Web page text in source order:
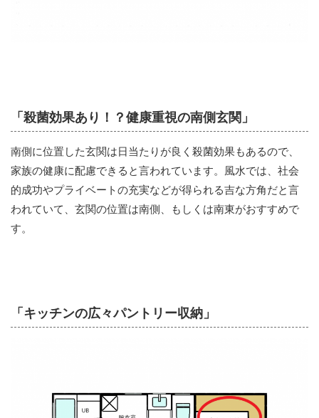
「殺菌効果あり！？健康重視の南側玄関」
南側に位置した玄関は日当たりが良く殺菌効果もあるので、
家族の健康に配慮できると言われています。風水では、社会
的成功やプライベートの充実などが得られる吉な方角だと言
われていて、玄関の位置は南側、もしくは南東がおすすめで
す。
「キッチンの広々パントリー収納」